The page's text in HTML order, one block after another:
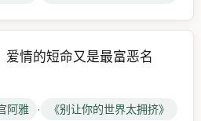
爱情的短命又是最富恶名
阿雅 · 《别让你的世界太拥挤》